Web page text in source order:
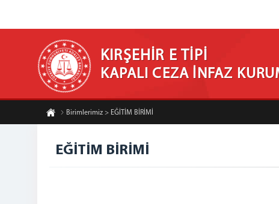
KIRŞEHİR E TİPİ
KAPALI CEZA İNFAZ
Birimlerimiz > EĞİTİM BİRİMİ
EĞİTİM BİRİMİ